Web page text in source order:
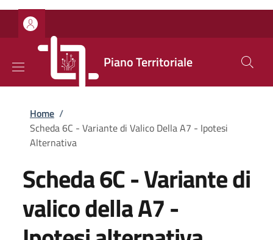
Salta al contenuto principale
Skip to footer content
Piano Territoriale
Briciole di pane
Home /
Scheda 6C - Variante di Valico Della A7 - Ipotesi
Alternativa
Scheda 6C - Variante di
valico della A7 -